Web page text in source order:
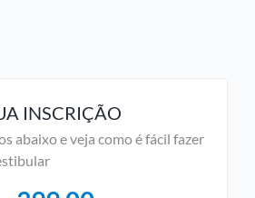
INSCRIÇÃO
abaixo e veja como é fácil fazer